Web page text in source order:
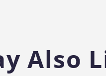
Also